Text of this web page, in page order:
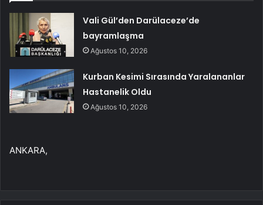
Vali Gül’den Darülaceze’de
bayramlaşma
Ağustos 10, 2026
Kurban Kesimi Sırasında Yaralananlar
Hastanelik Oldu
Ağustos 10, 2026
ANKARA,